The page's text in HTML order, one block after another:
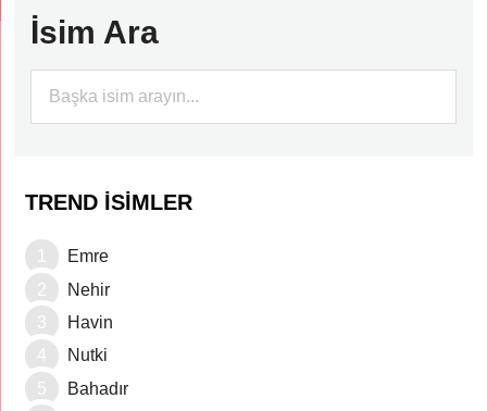
İsim Ara
TREND İSIMLER
Emre
Nehir
Havin
Nutki
Bahadır